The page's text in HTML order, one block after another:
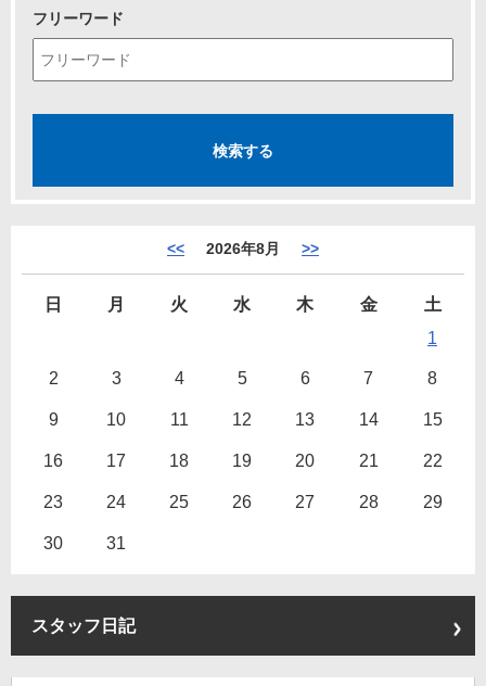
フリーワード
<< 2026年8月 >>
日 月 火 水 木 金
土
1
2 3 4 5 6 7 8
9 10 11 12 13 14 15
16 17 18 19 20 21 22
23 24 25 26 27 28 29
30 31
スタッフ日記